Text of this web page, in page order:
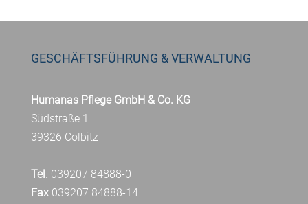
GESCHÄFTSFÜHRUNG & VERWALTUNG
Humanas Pflege GmbH & Co. KG
Südstraße 1
39326 Colbitz
Tel. 039207 84888-0
Fax039207 84888-14